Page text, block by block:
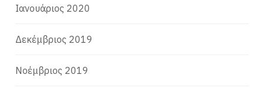
Ιανουάριος 2020
Δεκέμβριος 2019
Νοέμβριος 2019